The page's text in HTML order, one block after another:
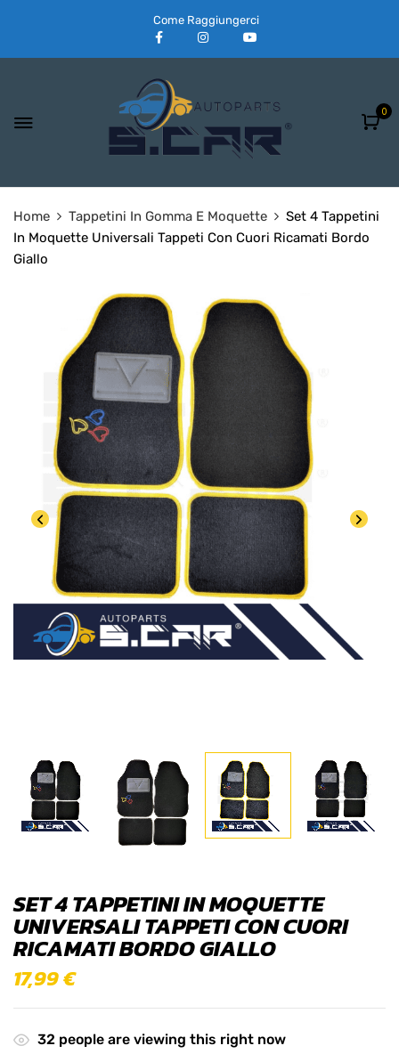
Come Raggiungerci
0
Home Tappetini In Gomma E Moquette
Set 4 Tappetini
In Moquette Universali Tappeti Con Cuori Ricamati Bordo
Giallo
SET 4 TAPPETINI IN MOQUETTE
UNIVERSALI TAPPETI CON CUORI
RICAMATI BORDO GIALLO
17,99€
32 people are viewing this right now